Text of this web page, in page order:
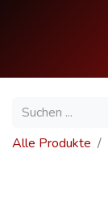
Alle Produkte